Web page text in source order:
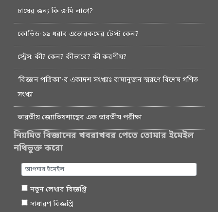
চাষের জন্য কি জমি লাগে?
কোভিড-১৯ ধরার এতোরকমের টেস্ট কেন?
স্ট্রেস: কী? কেন? কীভাবে? কী করণীয়?
‘বিজ্ঞান পত্রিকা’-র একাদশ সংখ্যাঃ রামানুজন স্মরণে বিশেষ গণিত
সংখ্যা
ভারতীয় জ্যোতিষশাস্ত্রের এক ভারতীয় পরীক্ষা
নিয়মিত বিজ্ঞানের খবরাখবর পেতে তোমার ইমেইল
নথিভুক্ত করো
নতুন লেখার বিজ্ঞপ্তি
সাধারণ বিজ্ঞপ্তি